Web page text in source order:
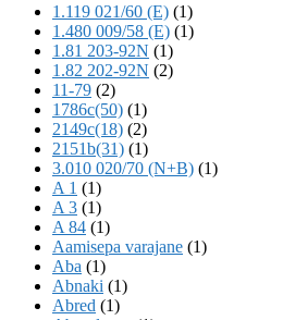
1.119 021/60 (E) (1)
1.480 009/58 (E) (1)
1.81 203-92N (1)
1.82 202-92N (2)
11-79 (2)
1786c(50) (1)
2149c(18) (2)
2151b(31) (1)
3.010 020/70 (N+B) (1)
A 1 (1)
A 3 (1)
A 84 (1)
Aamisepa varajane (1)
Aba (1)
Abnaki (1)
Abred (1)